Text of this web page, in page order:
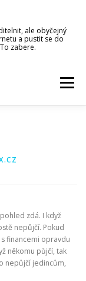
ale obyčejný
a pustit se do
zabere.
Menu
zdá. I když
nepůjčí. Pokud
financemi opravdu
někomu půjčí, tak
nepůjčí jedincům,